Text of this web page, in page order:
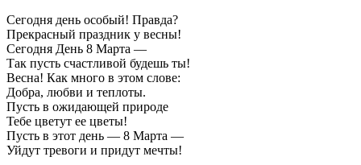
Сегодня день особый! Правда?
Прекрасный праздник у весны!
Сегодня День 8 Марта —
Так пусть счастливой будешь ты!
Весна! Как много в этом слове:
Добра, любви и теплоты.
Пусть в ожидающей природе
Тебе цветут ее цветы!
Пусть в этот день — 8 Марта —
Уйдут тревоги и придут мечты!